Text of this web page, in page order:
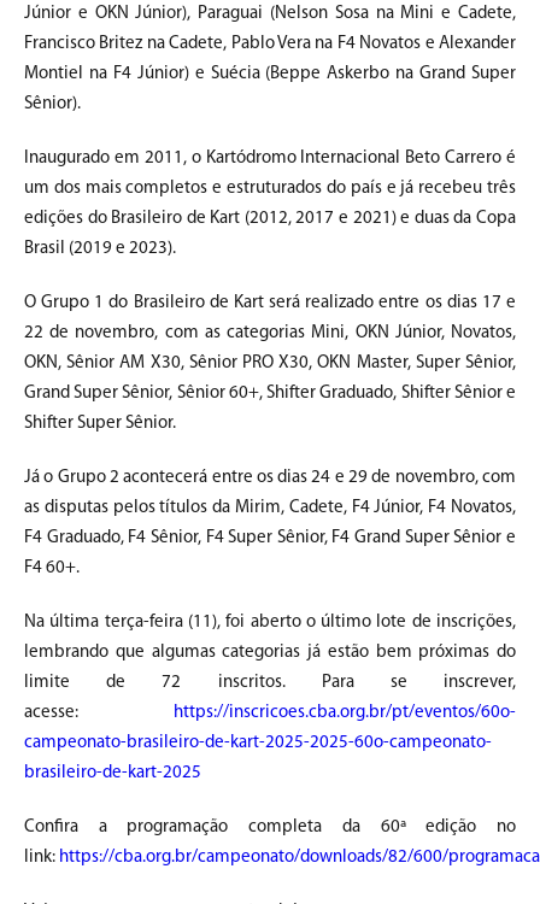
Júnior e OKN Júnior), Paraguai (Nelson Sosa na Mini e Cadete,
Francisco Britez na Cadete, Pablo Vera na F4 Novatos e Alexander
Montiel na F4 Júnior) e Suécia (Beppe Askerbo na Grand Super
Sênior).
Inaugurado em 2011, o Kartódromo Internacional Beto Carrero é
um dos mais completos e estruturados do país e já recebeu três
edições do Brasileiro de Kart (2012, 2017 e 2021) e duas da Copa
Brasil (2019 e 2023).
O Grupo 1 do Brasileiro de Kart será realizado entre os dias 17 e
22 de novembro, com as categorias Mini, OKN Júnior, Novatos,
OKN, Sênior AM X30, Sênior PRO X30, OKN Master, Super Sênior,
Grand Super Sênior, Sênior 60+, Shifter Graduado, Shifter Sênior e
Shifter Super Sênior.
Já o Grupo 2 acontecerá entre os dias 24 e 29 de novembro, com
as disputas pelos títulos da Mirim, Cadete, F4 Júnior, F4 Novatos,
F4 Graduado, F4 Sênior, F4 Super Sênior, F4 Grand Super Sênior e
F4 60+.
Na última terça-feira (11), foi aberto o último lote de inscrições,
lembrando que algumas categorias já estão bem próximas do
limite de 72 inscritos. Para se inscrever,
acesse:
https://inscricoes.cba.org.br/pt/eventos/60o-
campeonato-brasileiro-de-kart-2025-2025-60o-campeonato-
brasileiro-de-kart-2025
Confira a programação completa da 60ª edição no
link: https://cba.org.br/campeonato/downloads/82/600/